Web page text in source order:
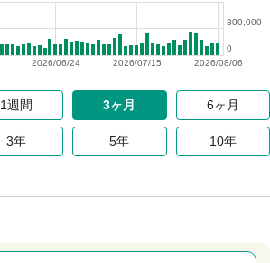
2026/08/06
2026/07/15
2026/06/24
0
300,000
1週間 3ヶ月 6ヶ月
3年 5年 10年